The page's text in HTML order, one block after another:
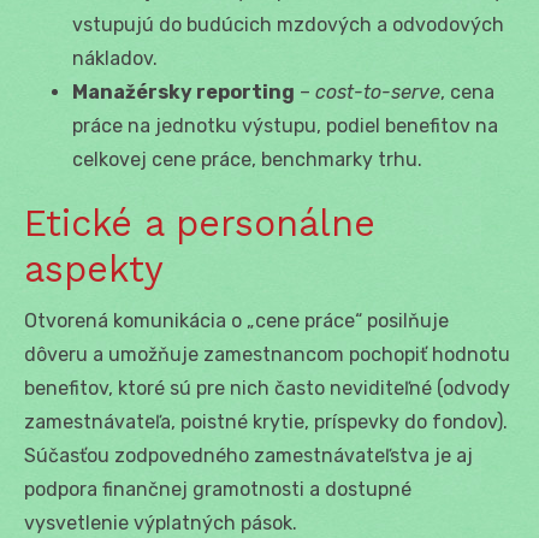
vstupujú do budúcich mzdových a odvodových
nákladov.
Manažérsky reporting – cost-to-serve, cena
práce na jednotku výstupu, podiel benefitov na
celkovej cene práce, benchmarky trhu.
Etické a personálne
aspekty
Otvorená komunikácia o „cene práce“ posilňuje
dôveru a umožňuje zamestnancom pochopiť hodnotu
benefitov, ktoré sú pre nich často neviditeľné (odvody
zamestnávateľa, poistné krytie, príspevky do fondov).
Súčasťou zodpovedného zamestnávateľstva je aj
podpora finančnej gramotnosti a dostupné
vysvetlenie výplatných pások.